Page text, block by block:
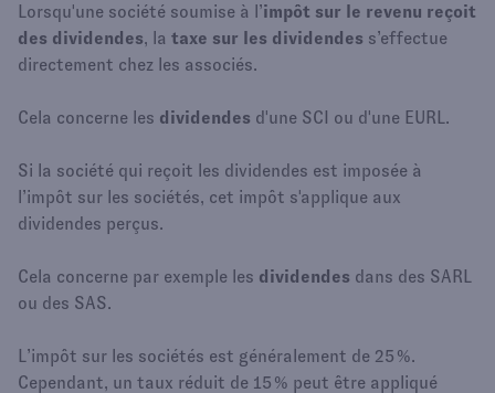
Lorsqu'une société soumise à l’impôt sur le revenu reçoit
des dividendes, la taxe sur les dividendes s’effectue
directement chez les associés.
Cela concerne les dividendes d'une SCI ou d'une EURL.
Si la société qui reçoit les dividendes est imposée à
l’impôt sur les sociétés, cet impôt s'applique aux
dividendes perçus.
Cela concerne par exemple les dividendes dans des SARL
ou des SAS.
L’impôt sur les sociétés est généralement de 25 %.
Cependant, un taux réduit de 15 % peut être appliqué